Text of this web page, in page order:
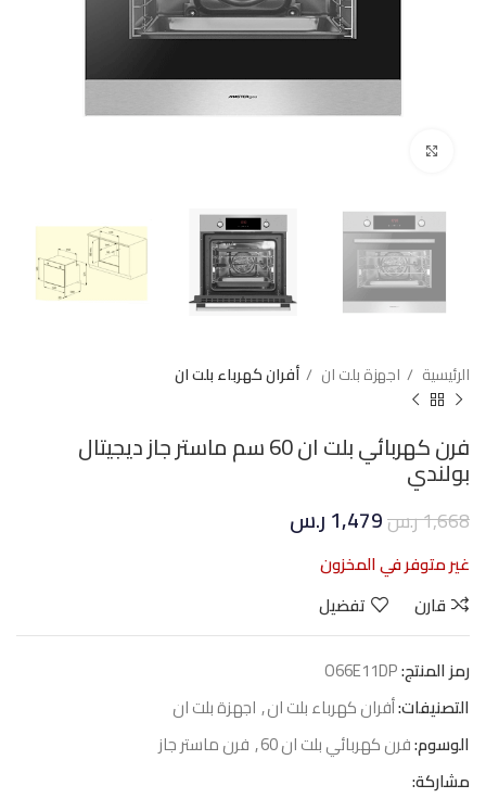
الرئيسية اجهزة بلت ان أفران كهرباء بلت ان
فرن كهربائي بلت ان 60 سم ماستر جاز ديجيتال
بولندي
1,668ر.س1,479ر.س
غير متوفر في المخزون
قارن
تفضيل
رمز المنتج:O66E11DP
التصنيفات:أفران كهرباء بلت ان, اجهزة بلت ان
الوسوم:فرن كهربائي بلت ان 60 , فرن ماستر جاز
مشاركة: